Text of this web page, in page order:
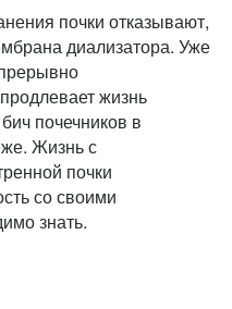
почки отказывают,
диализатора. Уже
жизнь
почечников в
Жизнь с
почки
со своими
знать.